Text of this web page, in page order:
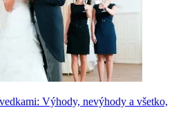
Výhody, nevýhody a všetko,